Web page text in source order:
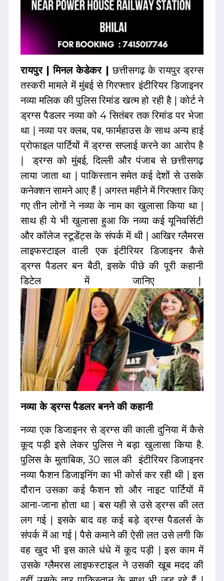
रायपुर | मिनल केडेकर |छत्तीसगढ़ के रायपुर ड्रग्स
तस्करी मामले में मुंबई से गिरफ्तार इंटीरियर डिजाइनर
नव्या मलिक की पुलिस रिमांड खत्म हो रही है | कोर्ट ने
ड्रग्स पैडलर नव्या को 4 सितंबर तक रिमांड पर भेजा
था | नव्या पर क्लब, पब, फार्महाउस के साथ अन्य हाई
प्रोफाइल पार्टियों में ड्रग्स सप्लाई करने का आरोप है
| ड्रग्स को मुंबई, दिल्ली और पंजाब से छत्तीसगढ़
लाया जाता था | पाकिस्तान समेत कई देशों से उसके
कनेक्शन सामने आए हैं | अगस्त महीने में गिरफ्तार किए
गए तीन लोगों ने नव्या के नाम का खुलासा किया था |
साथ ही ये भी खुलासा हुआ कि नव्या कई यूनिवर्सिटी
और कॉलेज स्टूडेंट्स के संपर्क में थी | आखिर ग्लैमरस
लाइफस्टाइल वाली एक इंटीरियर डिजाइनर कैसे
ड्रग्स पैडलर बन बैठी, इसके पीछे की पूरी कहानी
डिटेल में जानिए |
नव्या के ड्रग्स पैडलर बनने की कहानी
नव्या एक डिजाइनर से ड्रग्स की काली दुनिया में कैसे
कूद पड़ी इसे लेकर पुलिस ने बड़ा खुलासा किया है.
पुलिस के मुताबिक, 30 साल की इंटीरियर डिजाइनर
नव्या फैशन डिजाइनिंग का भी कोर्स कर रही थी | इस
दौरान उसका कई फैशन शो और नाइट पार्टियों में
आना-जाना होता था | बस यही से उसे ड्रग्स की लत
लग गई | इसके बाद वह कई बड़े ड्रग्स पैडलर्स के
संपर्क में आ गई | पैसे कमाने की ऐसी लत उसे लगी कि
वह खुद भी इस काले धंधे में कूद पड़ी | इस काम में
उसके ग्लैमरस लाइफस्टाइल ने उसकी खूब मदद की